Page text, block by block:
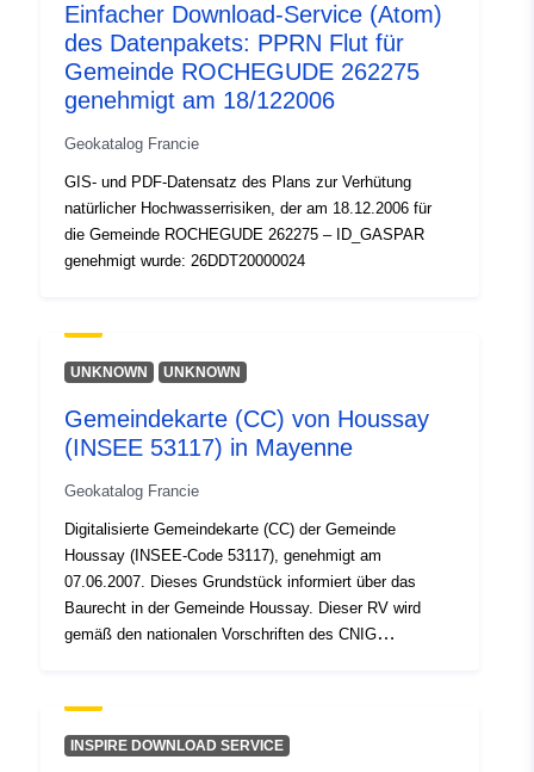
Type:
Ressurs:
http://inspire.ec.europa.eu/
codelist/SpatialDataServiceType/
Einfacher Download-Service (Atom)
des Datenpakets: PPRN Flut für
Gemeinde ROCHEGUDE 262275
genehmigt am 18/122006
Geokatalog Francie
GIS- und PDF-Datensatz des Plans zur Verhütung
natürlicher Hochwasserrisiken, der am 18.12.2006 für
die Gemeinde ROCHEGUDE 262275 – ID_GASPAR
genehmigt wurde: 26DDT20000024
UNKNOWN UNKNOWN
Gemeindekarte (CC) von Houssay
(INSEE 53117) in Mayenne
Geokatalog Francie
Digitalisierte Gemeindekarte (CC) der Gemeinde
Houssay (INSEE-Code 53117), genehmigt am
07.06.2007. Dieses Grundstück informiert über das
Baurecht in der Gemeinde Houssay. Dieser RV wird
gemäß den nationalen Vorschriften des CNIG
INSPIRE DOWNLOAD SERVICE